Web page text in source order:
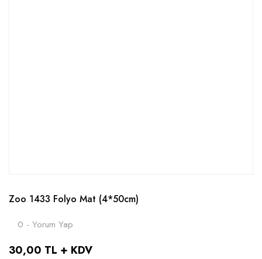
Zoo 1433 Folyo Mat (4*50cm)
0 - Yorum Yap
30,00 TL + KDV